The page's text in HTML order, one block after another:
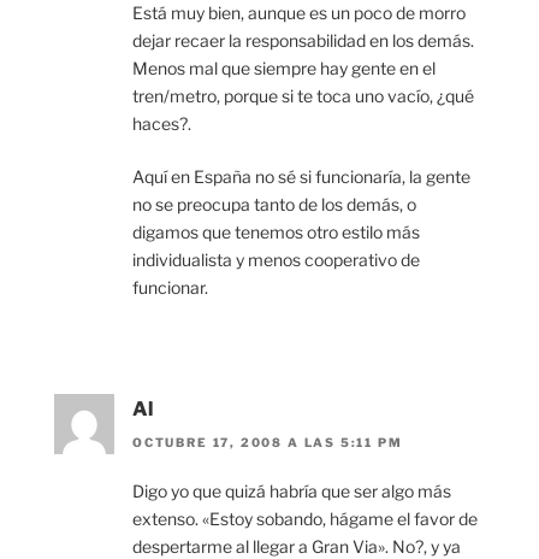
Está muy bien, aunque es un poco de morro
dejar recaer la responsabilidad en los demás.
Menos mal que siempre hay gente en el
tren/metro, porque si te toca uno vacío, ¿qué
haces?.
Aquí en España no sé si funcionaría, la gente
no se preocupa tanto de los demás, o
digamos que tenemos otro estilo más
individualista y menos cooperativo de
funcionar.
Al
OCTUBRE 17, 2008 A LAS 5:11 PM
Digo yo que quizá habría que ser algo más
extenso. «Estoy sobando, hágame el favor de
despertarme al llegar a Gran Via». No?, y ya